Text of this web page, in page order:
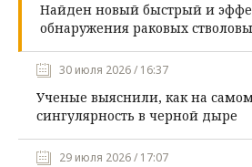
Найден новый быстрый и
обнаружения раковых
30 июля 2026 / 16:37
Ученые выяснили, как на
сингулярность в черной дыре
29 июля 2026 / 17:07